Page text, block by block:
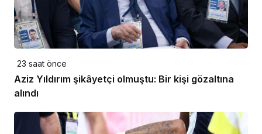
23 saat önce
Aziz Yıldırım şikâyetçi olmuştu: Bir kişi gözaltına
alındı